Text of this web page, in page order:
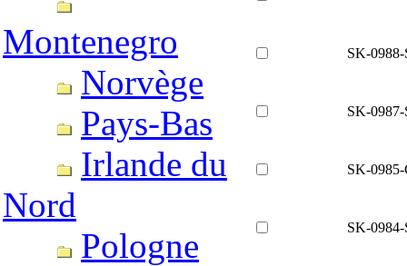
Montenegro
Norvège
Pays-Bas
Irlande du
Nord
Pologne
SK-0988-
SK-0987-
SK-0985-
SK-0984-